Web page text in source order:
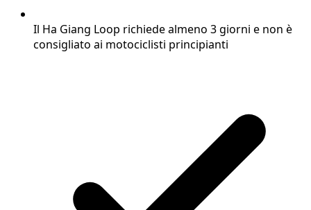
Il Ha Giang Loop richiede almeno 3 giorni e non è
consigliato ai motociclisti principianti